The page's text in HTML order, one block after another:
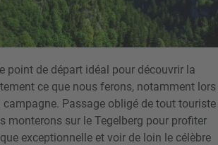
point de départ idéal pour découvrir la
ce que nous ferons, notamment lors
campagne. Passage obligé de tout touriste
monterons sur le Tegelberg pour profiter
exceptionnelle et voir de loin le célèbre